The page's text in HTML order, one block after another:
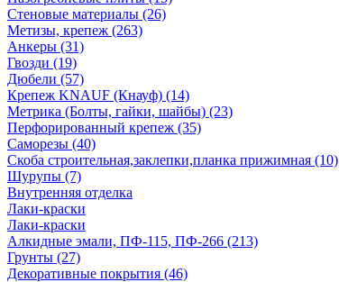
Стеновые материалы (26)
Метизы, крепеж (263)
Анкеры (31)
Гвозди (19)
Дюбели (57)
Крепеж KNAUF (Кнауф) (14)
Метрика (Болты, гайки, шайбы) (23)
Перфорированный крепеж (35)
Саморезы (40)
Скоба строительная,заклепки,планка прижимная (10)
Шурупы (7)
Внутренняя отделка
Лаки-краски
Лаки-краски
Алкидные эмали, ПФ-115, ПФ-266 (213)
Грунты (27)
Декоративные покрытия (46)